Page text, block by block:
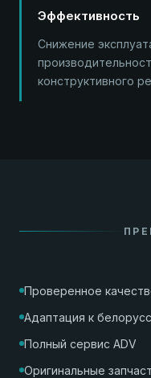
Эффективность
Снижение
конструктивного
Проверенное
Адаптация к
Полный сервис ADV
Оригинальные